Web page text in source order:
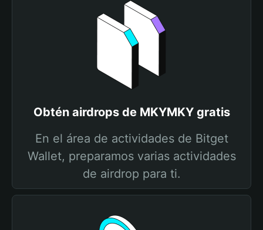
Obtén airdrops de MKYMKY gratis
En el área de actividades de Bitget
Wallet, preparamos varias actividades
de airdrop para ti.